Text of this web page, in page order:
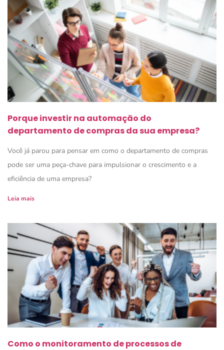
Porque investir na automação do
departamento de compras da sua empresa?
Você já parou para pensar em como o departamento de compras
pode ser uma peça-chave para impulsionar o crescimento e a
eficiência de uma empresa?
Leia mais
Como o monitoramento de processos de